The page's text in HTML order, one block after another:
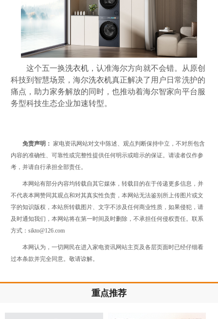
这个五一换洗衣机 ，认准海尔方向就不会错。从原创
科技到智慧场景，海尔洗衣机真正解决了用户日常洗护的
痛点，助力家务解放的同时，也推动着海尔智家向平台服
务型科技生态企业加速转型。
免责声明： 家电资讯网站对文中陈述、观点判断保持中立，不对所包含
内容的准确性、可靠性或完整性提供任何明示或暗示的保证。请读者仅作参
考，并请自行承担全部责任。
本网站有部分内容均转载自其它媒体，转载目的在于传递更多信息，并
不代表本网赞同其观点和对其真实性负责，本网站无法鉴别所上传图片或文
字的知识版权，本站所转载图片、文字不涉及任何商业性质，如果侵犯，请
及时通知我们，本网站将在第一时间及时删除，不承担任何侵权责任。联系
方式：sikto@126.com
本网认为，一切网民在进入家电资讯网站主页及各层页面时已经仔细看
过本条款并完全同意。敬请谅解。
重点推荐